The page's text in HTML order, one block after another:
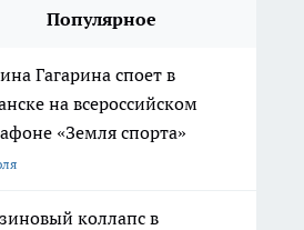
Популярное
Гагарина споет в
на всероссийском
«Земля спорта»
коллапс в